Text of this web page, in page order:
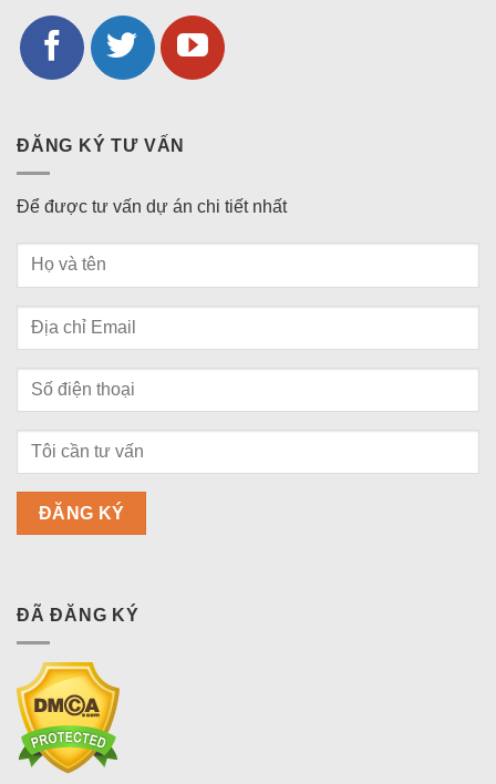
ĐĂNG KÝ TƯ VẤN
Để được tư vấn dự án chi tiết nhất
ĐÃ ĐĂNG KÝ